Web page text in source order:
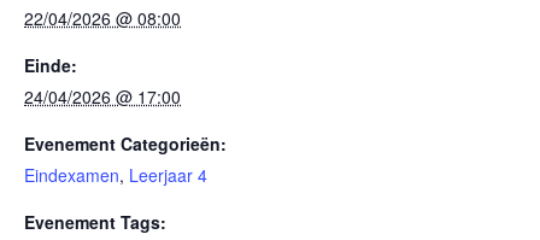
22/04/2026 @ 08:00
Einde:
24/04/2026 @ 17:00
Evenement Categorieën:
Eindexamen, Leerjaar 4
Evenement Tags: